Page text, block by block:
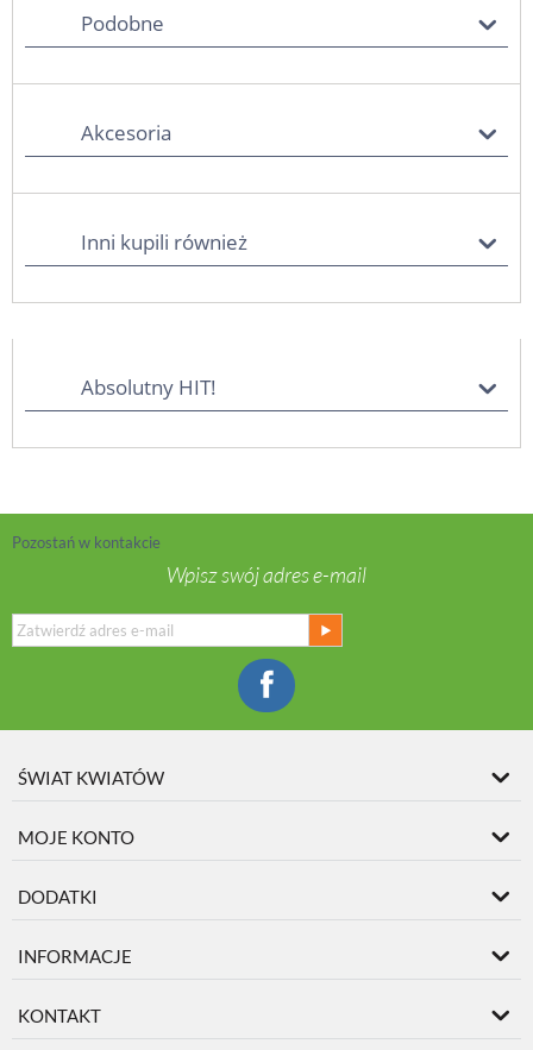
Podobne
Akcesoria
Inni kupili również
Absolutny HIT!
Pozostań w kontakcie
Wpisz swój adres e-mail
ŚWIAT KWIATÓW
MOJE KONTO
DODATKI
INFORMACJE
KONTAKT